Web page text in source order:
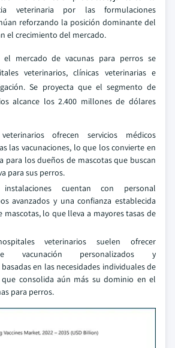
veterinaria por las formulaciones
reforzando la posición dominante del
el crecimiento del mercado.
mercado de vacunas para perros se
veterinarios, clínicas veterinarias e
Se proyecta que el segmento de
alcance los 2.400 millones de dólares
ofrecen servicios médicos
las vacunaciones, lo que los convierte en
para los dueños de mascotas que buscan
para sus perros.
cuentan con personal
avanzados y una confianza establecida
mascotas, lo que lleva a mayores tasas de
veterinarios suelen ofrecer
vacunación personalizados y
en las necesidades individuales de
consolida aún más su dominio en el
para perros.